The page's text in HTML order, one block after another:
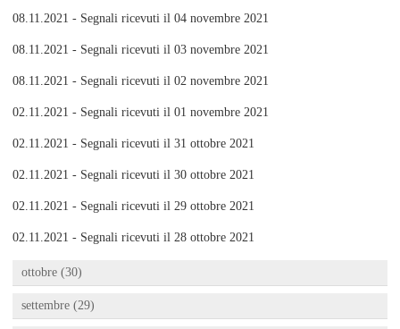
08.11.2021 - Segnali ricevuti il 04 novembre 2021
08.11.2021 - Segnali ricevuti il 03 novembre 2021
08.11.2021 - Segnali ricevuti il 02 novembre 2021
02.11.2021 - Segnali ricevuti il 01 novembre 2021
02.11.2021 - Segnali ricevuti il 31 ottobre 2021
02.11.2021 - Segnali ricevuti il 30 ottobre 2021
02.11.2021 - Segnali ricevuti il 29 ottobre 2021
02.11.2021 - Segnali ricevuti il 28 ottobre 2021
ottobre (30)
settembre (29)